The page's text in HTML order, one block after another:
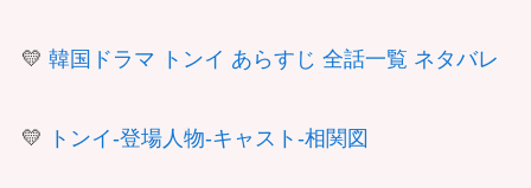
💛 韓国ドラマ トンイ あらすじ 全話一覧 ネタバレ
💛 トンイ-登場人物-キャスト-相関図